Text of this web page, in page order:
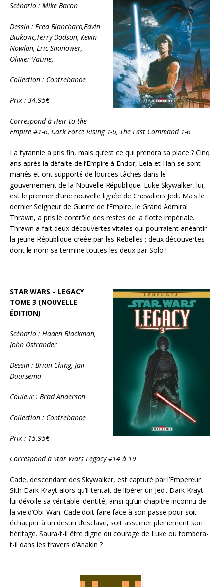
Scénario : Mike Baron
Dessin : Fred Blanchard,Edvin
Biukovic,Terry Dodson, Kevin
Nowlan, Eric Shanower,
Olivier Vatine,
Collection : Contrebande
Prix : 34.95€
Correspond à Heir to the
Empire #1-6, Dark Force Rising 1-6, The Last Command 1-6
La tyrannie a pris fin, mais qu’est ce qui prendra sa place ? Cinq
ans après la défaite de l’Empire à Endor, Leia et Han se sont
mariés et ont supporté de lourdes tâches dans le
gouvernement de la Nouvelle République. Luke Skywalker, lui,
est le premier d’une nouvelle lignée de Chevaliers Jedi. Mais le
dernier Seigneur de Guerre de l’Empire, le Grand Admiral
Thrawn, a pris le contrôle des restes de la flotte impériale.
Thrawn a fait deux découvertes vitales qui pourraient anéantir
la jeune République créée par les Rebelles : deux découvertes
dont le nom se termine toutes les deux par Solo !
STAR WARS – LEGACY
TOME 3 (NOUVELLE
ÉDITION)
Scénario : Haden Blackman,
John Ostrander
Dessin : Brian Ching, Jan
Duursema
Couleur : Brad Anderson
Collection : Contrebande
Prix : 15.95€
Correspond à Star Wars Legacy #14 à 19
Cade, descendant des Skywalker, est capturé par l’Empereur
Sith Dark Krayt alors qu’il tentait de libérer un Jedi. Dark Krayt
lui dévoile sa véritable identité, ainsi qu’un chapitre inconnu de
la vie d’Obi-Wan. Cade doit faire face à son passé pour soit
échapper à un destin d’esclave, soit assumer pleinement son
héritage. Saura-t-il être digne du courage de Luke ou tombera-
t-il dans les travers d’Anakin ?